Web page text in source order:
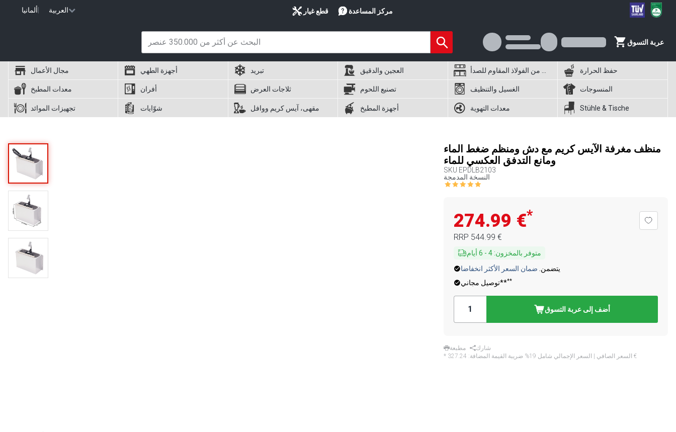
ألمانيا العربية قطع غيار مركز المساعدة
عربة التسوق
مجال الأعمال أجهزة الطهي تبريد العجين والدقيق حفظ الحرارة
معدات المطبخ أفران ثلاجات العرض تصنيع اللحوم الغسيل والتنظيف المنسوجات
تجهيزات الموائد شوّايات مقهى، آيس كريم ووافل أجهزة المطبخ معدات التهوية Stühle & Tische
منظف مغرفة الآيس كريم مع دش ومنظم ضغط الماء
ومانع التدفق العكسي للماء
SKU EPDLB2103
النسخة المدمجة
‏274.99 €*
RRP ‏544.99 €
متوفر بالمخزون:
4
-
6 أيام
يتضمن. ضمان السعر الأكثر انخفاضا
توصيل مجاني****
أضف إلى عربة التسوق
مطبعة
شارك
* السعر الصافي | السعر الإجمالي شامل 19% ضريبة القيمة المضافة: ‏327.24 €